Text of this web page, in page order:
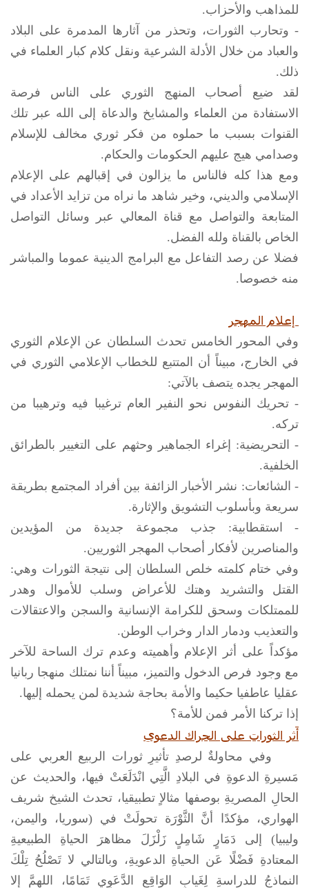
للمذاهب والأحزاب.
- وتحارب الثورات، وتحذر من آثارها المدمرة على البلاد
والعباد من خلال الأدلة الشرعية ونقل كلام كبار العلماء في
ذلك.
لقد ضيع أصحاب المنهج الثوري على الناس فرصة
الاستفادة من العلماء والمشايخ والدعاة إلى الله عبر تلك
القنوات بسبب ما حملوه من فكر ثوري مخالف للإسلام
وصدامي هيج عليهم الحكومات والحكام.
ومع هذا كله فالناس ما يزالون في إقبالهم على الإعلام
الإسلامي والديني، وخير شاهد ما نراه من تزايد الأعداد في
المتابعة والتواصل مع قناة المعالي عبر وسائل التواصل
الخاص بالقناة ولله الفضل.
فضلا عن رصد التفاعل مع البرامج الدينية عموما والمباشر
منه خصوصا.
إعلام المهجر
وفي المحور الخامس تحدث السلطان عن الإعلام الثوري
في الخارج، مبيناً أن المتتبع للخطاب الإعلامي الثوري في
المهجر يجده يتصف بالآتي:
- تحريك النفوس نحو النفير العام ترغيبا فيه وترهيبا من
تركه.
- التحريضية: إغراء الجماهير وحثهم على التغيير بالطرائق
الخلفية.
- الشائعات: نشر الأخبار الزائفة بين أفراد المجتمع بطريقة
سريعة وبأسلوب التشويق والإثارة.
- استقطابية: جذب مجموعة جديدة من المؤيدين
والمناصرين لأفكار أصحاب المهجر الثوريين.
وفي ختام كلمته خلص السلطان إلى نتيجة الثورات وهي:
القتل والتشريد وهتك للأعراض وسلب للأموال وهدر
للممتلكات وسحق للكرامة الإنسانية والسجن والاعتقالات
والتعذيب ودمار الدار وخراب الوطن.
مؤكداً على أثر الإعلام وأهميته وعدم ترك الساحة للآخر
مع وجود فرص الدخول والتميز، مبيناً أننا نمتلك منهجا ربانيا
عقليا عاطفيا حكيما والأمة بحاجة شديدة لمن يحمله إليها.
إذا تركنا الأمر فمن للأمة؟
أَثر الثوراتِ على الحِراك الدعوي
وفي محاولةٌ لرصدِ تأثيرِ ثورات الربيع العربي على
مَسيرةِ الدعوةِ في البلادِ الَّتِي انْدَلَعَتْ فيها، والحديث عن
الحالِ المصريةِ بوصفها مثالاٍ تطبيقيا، تحدث الشيخ شريف
الهواري، مؤكدًا أنَّ الثَّوْرَة تحولَتْ في (سوريا، واليمن،
وليبيا) إلى دَمَارٍ شَامِلٍ زَلْزَلَ مظاهرَ الحياةِ الطبيعيةِ
المعتادةِ فَضْلًا عَن الحياةِ الدعويةِ، وبالتالي لا تَصْلُحُ تِلْكَ
النماذجُ للدراسةِ لِغَيابِ الوَاقِعِ الدَّعَوِي تَمَامًا، اللهمَّ إِلا